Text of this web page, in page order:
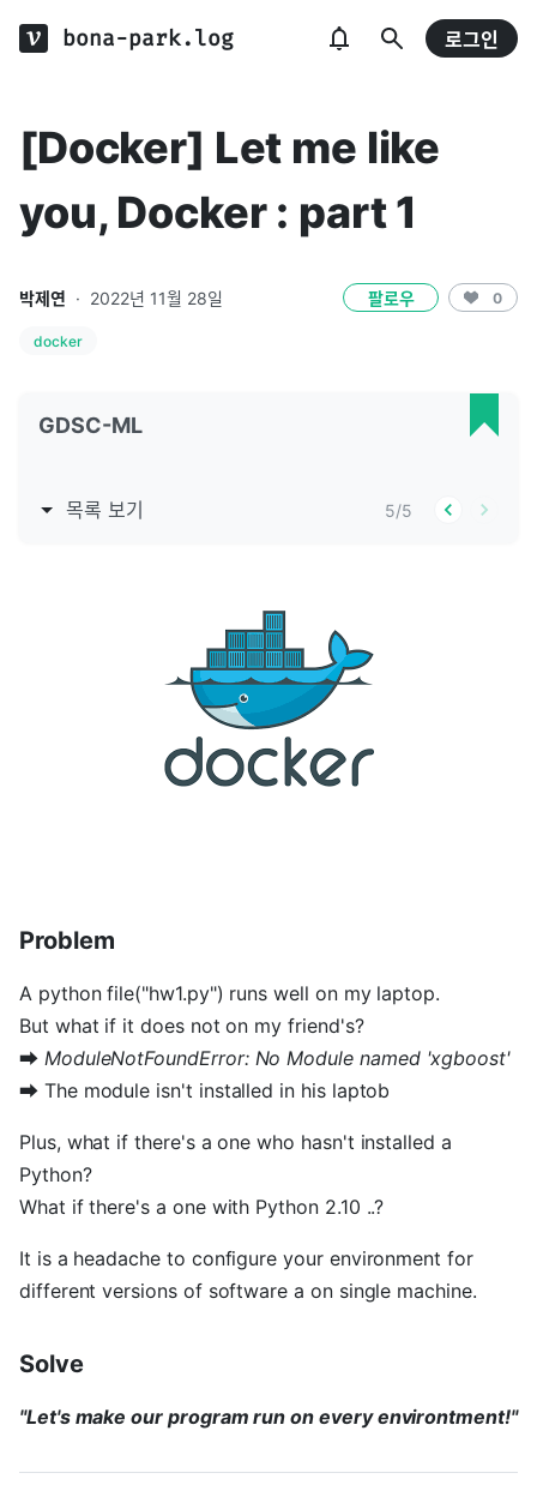
bona-park.log 로그인
[Docker] Let me like
you, Docker : part 1
박제연 · 2022년 11월 28일 팔로우 0
docker
GDSC-ML
목록 보기 5/5
Problem
A python file("hw1.py") runs well on my laptop.
But what if it does not on my friend's?
➡ ModuleNotFoundError: No Module named 'xgboost'
➡ The module isn't installed in his laptob
Plus, what if there's a one who hasn't installed a
Python?
What if there's a one with Python 2.10 ..?
It is a headache to configure your environment for
different versions of software a on single machine.
Solve
"Let's make our program run on every environtment!"